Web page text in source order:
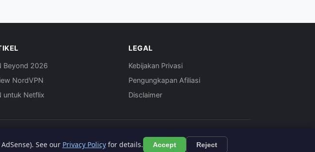
Beyond 2026
NordVPN
untuk Netflix
LEGAL
Kebijakan Privasi
Pengungkapan Afiliasi
Disclaimer
Artikel ini mengandung tautan afiliasi berbayar.
See our Privacy Policyfor details. Accept Reject